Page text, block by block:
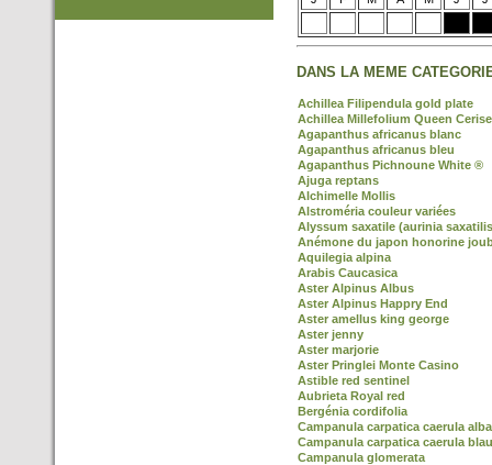
DANS LA MEME
Achillea Filipendula gold plate
Achillea Millefolium Queen Cerise
Agapanthus africanus blanc
Agapanthus africanus bleu
Agapanthus Pichnoune White ®
Ajuga reptans
Alchimelle Mollis
Alstroméria couleur variées
Alyssum saxatile (aurinia
Anémone du japon honorine
Aquilegia alpina
Arabis Caucasica
Aster Alpinus Albus
Aster Alpinus Happry End
Aster amellus king george
Aster jenny
Aster marjorie
Aster Pringlei Monte Casino
Astible red sentinel
Aubrieta Royal red
Bergénia cordifolia
Campanula carpatica caerula alba
Campanula carpatica caerula
Campanula glomerata